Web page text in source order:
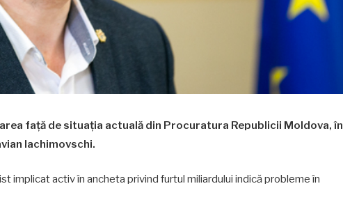
față de situația actuală din Procuratura Republicii Moldova, în
Iachimovschi.
implicat activ în ancheta privind furtul miliardului indică probleme în